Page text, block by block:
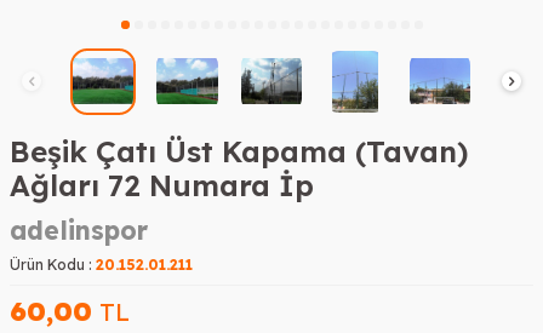
Beşik Çatı Üst Kapama (Tavan)
Ağları 72 Numara İp
adelinspor
Ürün Kodu : 20.152.01.211
60,00 TL